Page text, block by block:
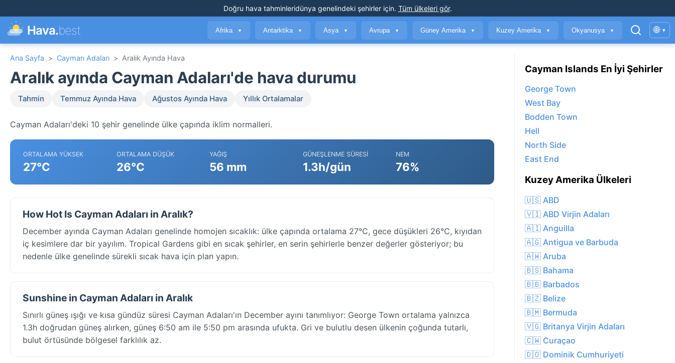
Doğru hava tahminleridünya genelindeki şehirler için. Tüm ülkeleri gör.
Hava.best Afrika ▼ Antarktika ▼ Asya ▼ Avrupa ▼ Güney Amerika ▼ Kuzey Amerika ▼ Okyanusya ▼ 🌐 ▾
Ana Sayfa > Cayman Adaları > Aralık Ayında Hava
Aralık ayında Cayman Adaları'de hava durumu
Tahmin Temmuz Ayında Hava Ağustos Ayında Hava Yıllık Ortalamalar
Cayman Adaları'deki 10 şehir genelinde ülke çapında iklim normalleri.
ORTALAMA YÜKSEK
27°C
ORTALAMA DÜŞÜK
26°C
YAĞIŞ
56 mm
GÜNEŞLENME SÜRESI
1.3h/gün
NEM
76%
How Hot Is Cayman Adaları in Aralık?
December ayında Cayman Adaları genelinde homojen sıcaklık: ülke çapında ortalama 27°C, gece düşükleri 26°C, kıyıdan
iç kesimlere dar bir yayılım. Tropical Gardens gibi en sıcak şehirler, en serin şehirlerle benzer değerler gösteriyor; bu
nedenle ülke genelinde sürekli sıcak hava için plan yapın.
Sunshine in Cayman Adaları in Aralık
Sınırlı güneş ışığı ve kısa gündüz süresi Cayman Adaları'ın December ayını tanımlıyor: George Town ortalama yalnızca
1.3h doğrudan güneş alırken, güneş 6:50 am ile 5:50 pm arasında ufukta. Gri ve bulutlu desen ülkenin çoğunda tutarlı,
bulut örtüsünde bölgesel farklılık az.
Cayman Islands En İyi Şehirler
George Town
West Bay
Bodden Town
Hell
North Side
East End
Kuzey Amerika Ülkeleri
🇺🇸 ABD
🇻🇮 ABD Virjin Adaları
🇦🇮 Anguilla
🇦🇬 Antigua ve Barbuda
🇦🇼 Aruba
🇧🇸 Bahama
🇧🇧 Barbados
🇧🇿 Belize
🇧🇲 Bermuda
🇻🇬 Britanya Virjin Adaları
🇨🇼 Curaçao
🇩🇴 Dominik Cumhuriyeti